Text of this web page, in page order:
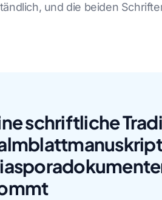
und die beiden
schriftliche